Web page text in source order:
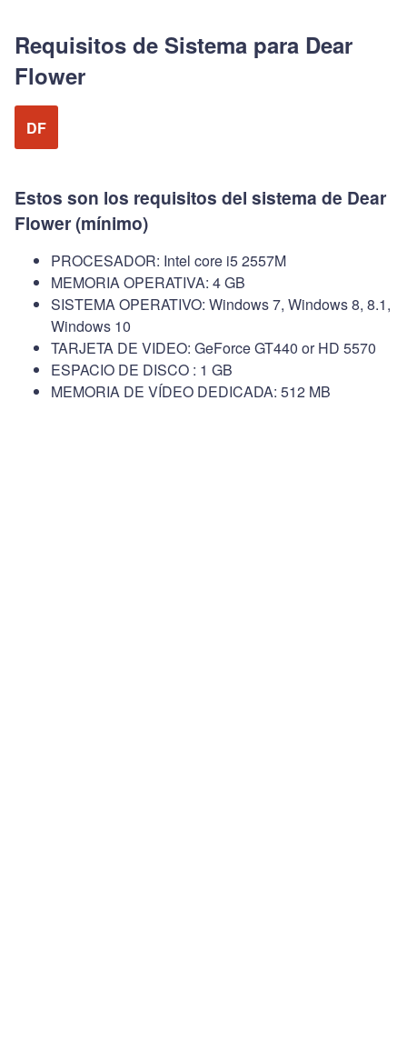
Requisitos de Sistema para Dear
Flower
DF
Estos son los requisitos del sistema de Dear
Flower (mínimo)
PROCESADOR: Intel core i5 2557M
MEMORIA OPERATIVA: 4 GB
SISTEMA OPERATIVO: Windows 7, Windows 8, 8.1,
Windows 10
TARJETA DE VIDEO: GeForce GT440 or HD 5570
ESPACIO DE DISCO : 1 GB
MEMORIA DE VÍDEO DEDICADA: 512 MB